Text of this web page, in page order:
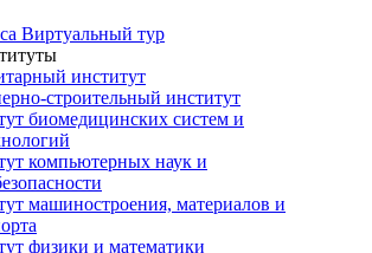
Виртуальный тур
институт
строительный институт
биомедицинских систем и
компьютерных наук и
машиностроения, материалов и
физики и математики